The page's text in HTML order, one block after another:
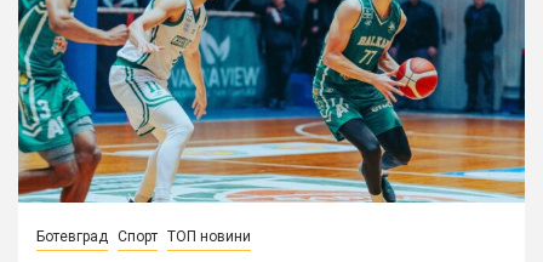
Ботевград Спорт ТОП новини